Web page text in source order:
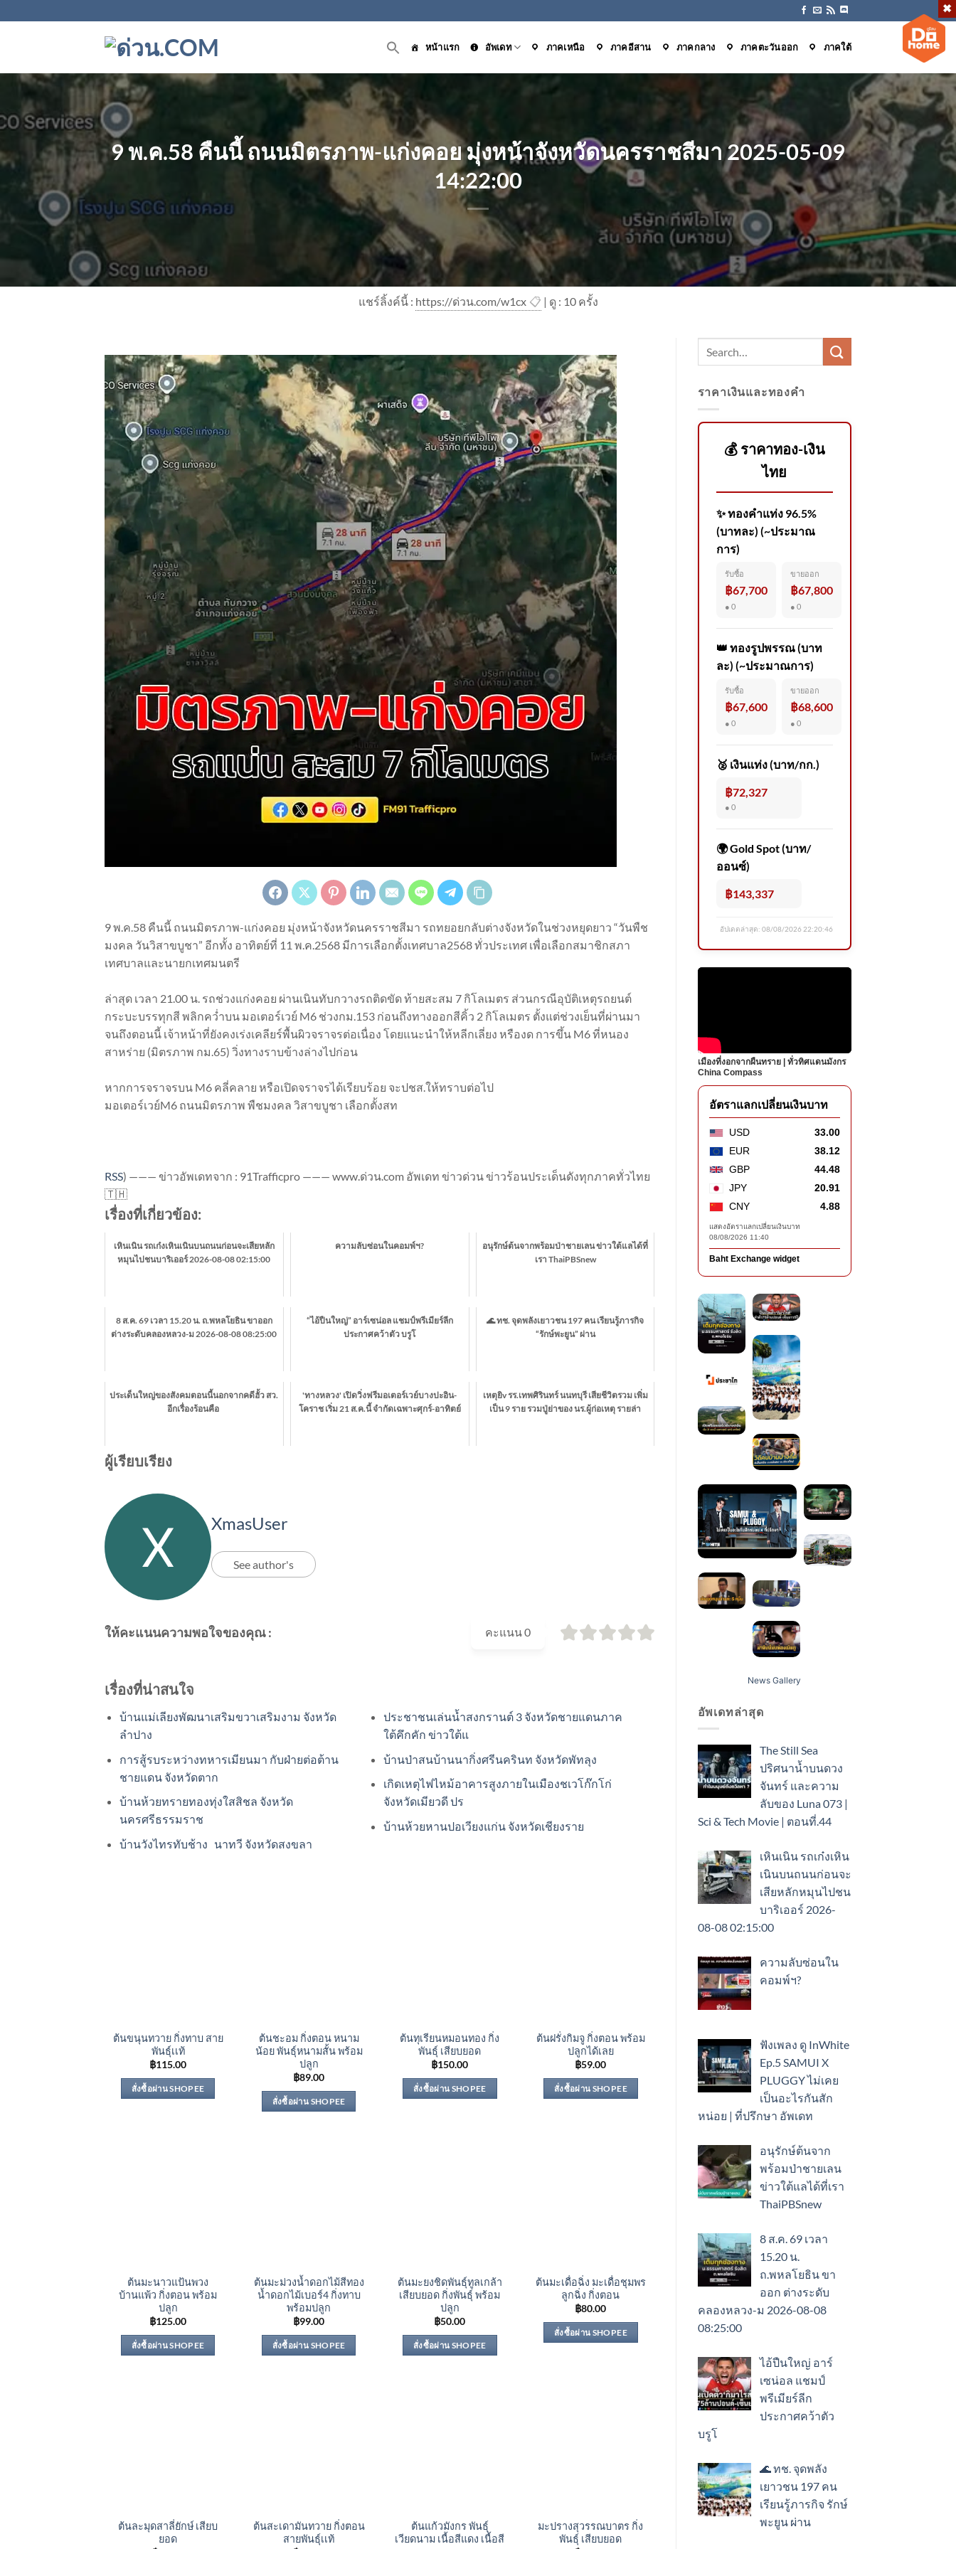
ไป
หน้าแรก อัพเดท ภาคเหนือ ภาคอีสาน ภาคกลาง ภาคตะวันออก ภาคใต้
9 พ.ค.58 คืนนี้ ถนนมิตรภาพ-แก่งคอย มุ่งหน้าจังหวัดนครราชสีมา 2025-05-09
14:22:00
แชร์ลิ้งค์นี้ : https://ด่วน.com/w1cx 📋 | ดู : 10ครั้ง
9 พ.ค.58 คืนนี้ ถนนมิตรภาพ-แก่งคอย มุ่งหน้าจังหวัดนครราชสีมา รถทยอยกลับต่างจังหวัดในช่วงหยุดยาว “วันพืช
มงคล วันวิสาขบูชา” อีกทั้ง อาทิตย์ที่ 11 พ.ค.2568 มีการเลือกตั้งเทศบาล2568 ทั่วประเทศ เพื่อเลือกสมาชิกสภา
เทศบาลและนายกเทศมนตรี
ล่าสุด เวลา 21.00 น. รถช่วงแก่งคอย ผ่านเนินทับกวางรถติดขัด ท้ายสะสม 7 กิโลเมตร ส่วนกรณีอุบัติเหตุรถยนต์
กระบะบรรทุกสี พลิกคว่ำบน มอเตอร์เวย์ M6 ช่วงกม.153 ก่อนถึงทางออกสีคิ้ว 2 กิโลเมตร ตั้งแต่ช่วงเย็นที่ผ่านมา
จนถึงตอนนี้ เจ้าหน้าที่ยังคงเร่งเคลียร์พื้นผิวจราจรต่อเนื่อง โดยแนะนำให้หลีกเลี่ยง หรืองด การขึ้น M6 ที่หนอง
สาหร่าย (มิตรภาพ กม.65) วิ่งทางราบข้างล่างไปก่อน
หากการจราจรบน M6 คลี่คลาย หรือเปิดจราจรได้เรียบร้อย จะปชส.ให้ทราบต่อไป
มอเตอร์เวย์M6 ถนนมิตรภาพ พืชมงคล วิสาขบูชา เลือกตั้งสท
RSS) ——— ข่าวอัพเดทจาก : 91Trafficpro ——— www.ด่วน.com อัพเดท ข่าวด่วน ข่าวร้อนประเด็นดังทุกภาคทั่วไทย
🇹🇭
เรื่องที่เกี่ยวข้อง:
เหินเนิน รถเก๋งเหินเนินบนถนนก่อนจะเสียหลัก
หมุนไปชนบาริเออร์ 2026-08-08 02:15:00
ความลับซ่อนในคอมพ์ฯ?
อนุรักษ์ต้นจากพร้อมป่าชายเลน ข่าวใต้แลได้ที่
เรา ThaiPBSnew
8 ส.ค. 69 เวลา 15.20 น. ถ.พหลโยธิน ขาออก
ต่างระดับคลองหลวง-ม 2026-08-08 08:25:00
“ไอ้ปืนใหญ่” อาร์เซน่อล แชมป์พรีเมียร์ลีก
ประกาศคว้าตัว บรูโ
🌊 ทช. จุดพลังเยาวชน 197 คน เรียนรู้ภารกิจ
“รักษ์พะยูน” ผ่าน
ประเด็นใหญ่ของสังคมตอนนี้นอกจากคดีฮั้ว สว.
อีกเรื่องร้อนคือ
'ทางหลวง' เปิดวิ่งฟรีมอเตอร์เวย์บางปะอิน-
โคราช เริ่ม 21 ส.ค.นี้ จำกัดเฉพาะศุกร์-อาทิตย์
เหตุยิv รร.เทพศิรินทร์ นนทบุรี เสียชีวิตรวม เพิ่ม
เป็น 9 ราย รวมปู่ย่าของ นร.ผู้ก่อเหตุ รายล่า
ผู้เรียบเรียง
XmasUser
See author's
ให้คะแนนความพอใจของคุณ : คะแนน0
เรื่องที่น่าสนใจ
บ้านแม่เลียงพัฒนาเสริมขวาเสริมงาม จังหวัด
ลำปาง
การสู้รบระหว่างทหารเมียนมา กับฝ่ายต่อต้าน
ชายแดน จังหวัดตาก
บ้านห้วยทรายทองทุ่งใสสิชล จังหวัด
นครศรีธรรมราช
บ้านวังไทรทับช้าง นาทวี จังหวัดสงขลา
ประชาชนเล่นน้ำสงกรานต์ 3 จังหวัดชายแดนภาค
ใต้คึกคัก ข่าวใต้แ
บ้านป่าสนบ้านนากิ่งศรีนครินท จังหวัดพัทลุง
เกิดเหตุไฟไหม้อาคารสูงภายในเมืองชเวโก๊กโก่
จังหวัดเมียวดี ปร
บ้านห้วยหานปอเวียงแก่น จังหวัดเชียงราย
ต้นขนุนทวาย กิ่งทาบ สาย
พันธุ์เเท้
฿115.00
สั่งซื้อผ่าน SHOPEE
ต้นชะอม กิ่งตอน หนาม
น้อย พันธุ์หนามสั้น พร้อม
ปลูก
฿89.00
สั่งซื้อผ่าน SHOPEE
ต้นทุเรียนหมอนทอง กิ่ง
พันธุ์ เสียบยอด
฿150.00
สั่งซื้อผ่าน SHOPEE
ต้นฝรั่งกิมจู กิ่งตอน พร้อม
ปลูกได้เลย
฿59.00
สั่งซื้อผ่าน SHOPEE
ต้นมะนาวแป้นพวง
บ้านแพ้ว กิ่งตอน พร้อม
ปลูก
฿125.00
สั่งซื้อผ่าน SHOPEE
ต้นมะม่วงน้ำดอกไม้สีทอง
น้ำดอกไม้เบอร์4 กิ่งทาบ
พร้อมปลูก
฿99.00
สั่งซื้อผ่าน SHOPEE
ต้นมะยงชิดพันธุ์ทูลเกล้า
เสียบยอด กิ่งพันธุ์ พร้อม
ปลูก
฿50.00
สั่งซื้อผ่าน SHOPEE
ต้นมะเดื่อฉิ่ง มะเดื่อชุมพร
ลูกฉิ่ง กิ่งตอน
฿80.00
สั่งซื้อผ่าน SHOPEE
ต้นละมุดสาลี่ยักษ์ เสียบ
ยอด
ต้นสะเดามันทวาย กิ่งตอน
สายพันธุ์เเท้
ต้นแก้วมังกร พันธุ์
เวียดนาม เนื้อสีแดง เนื้อสี
มะปรางสุวรรณบาตร กิ่ง
พันธุ์ เสียบยอด
ราคาเงินและทองคำ
💰 ราคาทอง-เงิน
ไทย
✨ ทองคำแท่ง 96.5%
(บาทละ) (~ประมาณ
การ)
รับซื้อ
฿67,700
● 0
ขายออก
฿67,800
● 0
👑 ทองรูปพรรณ (บาท
ละ) (~ประมาณการ)
รับซื้อ
฿67,600
● 0
ขายออก
฿68,600
● 0
🥈 เงินแท่ง (บาท/กก.)
฿72,327
● 0
🌍 Gold Spot (บาท/
ออนซ์)
฿143,337
อัปเดตล่าสุด: 08/08/2026 22:20:46
เมืองที่งอกจากผืนทราย | ทั่วทิศแดนมังกร
China Compass
อัตราแลกเปลี่ยนเงินบาท
USD
33.00
EUR
38.12
GBP
44.48
JPY
20.91
CNY
4.88
แสดงอัตราแลกเปลี่ยนเงินบาท
08/08/2026 11:40
Baht Exchange widget
News Gallery
อัพเดทล่าสุด
The Still Sea
ปริศนาน้ำบนดวง
จันทร์ และความ
ลับของ Luna 073 |
Sci & Tech Movie | ตอนที่.44
เหินเนิน รถเก๋งเหิน
เนินบนถนนก่อนจะ
เสียหลักหมุนไปชน
บาริเออร์ 2026-
08-08 02:15:00
ความลับซ่อนใน
คอมพ์ฯ?
ฟังเพลง ดู InWhite
Ep.5 SAMUI X
PLUGGY ไม่เคย
เป็นอะไรกันสัก
หน่อย | ที่ปรึกษา อัพเดท
อนุรักษ์ต้นจาก
พร้อมป่าชายเลน
ข่าวใต้แลได้ที่เรา
ThaiPBSnew
8 ส.ค. 69 เวลา
15.20 น.
ถ.พหลโยธิน ขา
ออก ต่างระดับ
คลองหลวง-ม 2026-08-08
08:25:00
ไอ้ปืนใหญ่ อาร์
เซน่อล แชมป์
พรีเมียร์ลีก
ประกาศคว้าตัว
บรูโ
🌊 ทช. จุดพลัง
เยาวชน 197 คน
เรียนรู้ภารกิจ รักษ์
พะยูน ผ่าน